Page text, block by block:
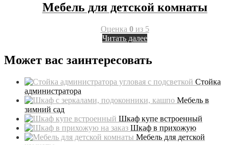
Мебель для детской комнаты
Оценка 0из 5
Читать далее
Может вас заинтересовать
Стойка
администратора
Мебель в
зимний сад
Шкаф купе встроенный
Шкаф в прихожую
Мебель для детской